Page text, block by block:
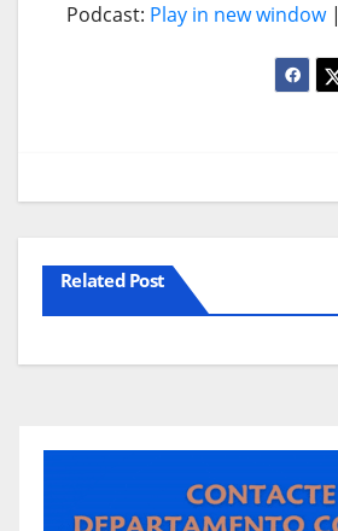
Podcast: Play in new window|
Related Post